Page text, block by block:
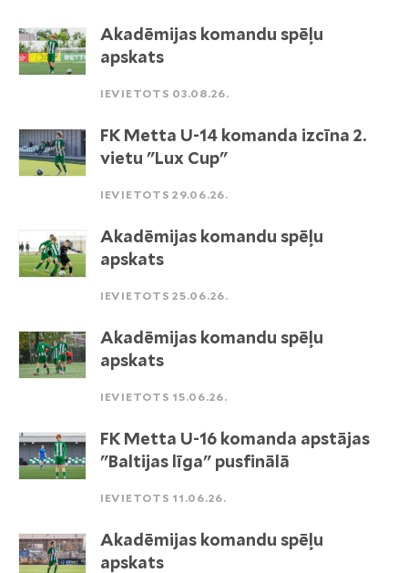
Akadēmijas komandu spēļu
apskats
IEVIETOTS 03.08.26.
FK Metta U-14 komanda izcīna 2.
vietu "Lux Cup"
IEVIETOTS 29.06.26.
Akadēmijas komandu spēļu
apskats
IEVIETOTS 25.06.26.
Akadēmijas komandu spēļu
apskats
IEVIETOTS 15.06.26.
FK Metta U-16 komanda apstājas
"Baltijas līga" pusfinālā
IEVIETOTS 11.06.26.
Akadēmijas komandu spēļu
apskats